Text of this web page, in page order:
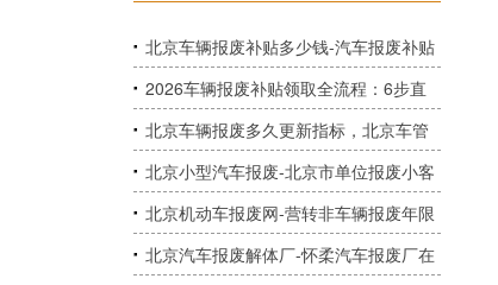
北京车辆报废补贴多少钱-汽车报废补贴
多少钱？
2026车辆报废补贴领取全流程：6步直
达2万元补贴，线上操作零跑腿
北京车辆报废多久更新指标，北京车管
部门强制报废后指标能否更新？
北京小型汽车报废-北京市单位报废小客
车指标如何获得指标？
北京机动车报废网-营转非车辆报废年限
最新规定
北京汽车报废解体厂-怀柔汽车报废厂在